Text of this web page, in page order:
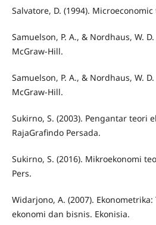
Salvatore, D. (1994).
Samuelson, P. A., & Nordhaus, W.
McGraw-Hill.
Samuelson, P. A., & Nordhaus, W.
McGraw-Hill.
Sukirno, S. (2003). Pengantar teori
RajaGrafindo Persada.
Sukirno, S. (2016). Mikroekonomi
Pers.
Widarjono, A. (2007).
ekonomi dan bisnis. Ekonisia.